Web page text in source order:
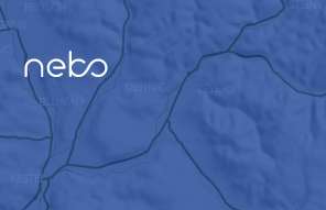
CABINET
CARTES DES VILLES